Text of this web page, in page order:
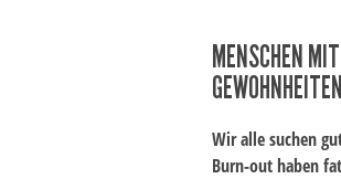
MENSCHEN
Wir alle suchen
Burn-out haben